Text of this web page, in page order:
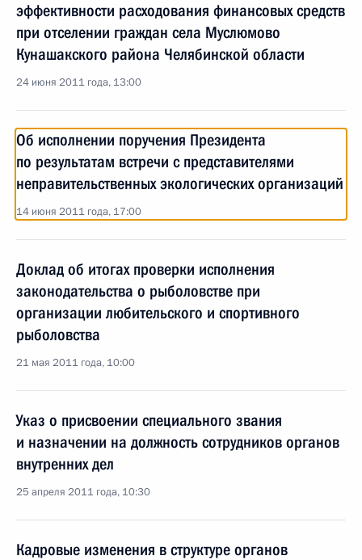
эффективности расходования финансовых средств
при отселении граждан села Муслюмово
Кунашакского района Челябинской области
24 июня 2011 года, 13:00
Об исполнении поручения Президента
по результатам встречи с представителями
неправительственных экологических организаций
14 июня 2011 года, 17:00
Доклад об итогах проверки исполнения
законодательства о рыболовстве при
организации любительского и спортивного
рыболовства
21 мая 2011 года, 10:00
Указ о присвоении специального звания
и назначении на должность сотрудников органов
внутренних дел
25 апреля 2011 года, 10:30
Кадровые изменения в структуре органов